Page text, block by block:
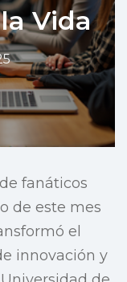
Vida
fanáticos
de este mes
el
innovación y